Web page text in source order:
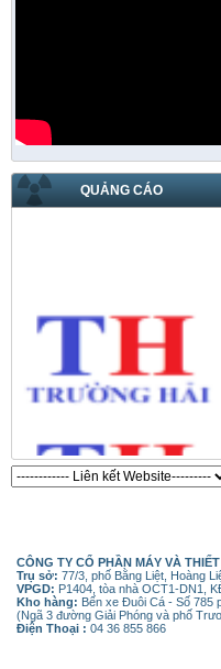
QUẢNG CÁO
CÔNG TY CỔ PHẦN MÁY VÀ
Trụ sở: 77/3, phố Bằng Liệt, Hoàng
VPGD: P1404, tòa nhà OCT1-DN1,
Kho hàng: Bến xe Đuôi Cá - Số 785
(Ngã 3 đường Giải Phóng và phố
Điện Thoại : 04 36 855 866